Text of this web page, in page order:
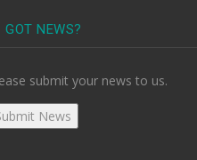
GOT NEWS?
submit your news to us.